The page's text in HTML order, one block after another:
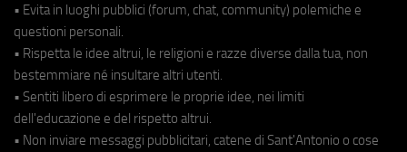
• Evita in luoghi pubblici (forum, chat, community) polemiche e
questioni personali.
• Rispetta le idee altrui, le religioni e razze diverse dalla tua, non
bestemmiare né insultare altri utenti.
• Sentiti libero di esprimere le proprie idee, nei limiti
dell'educazione e del rispetto altrui.
• Non inviare messaggi pubblicitari, catene di Sant'Antonio o cose